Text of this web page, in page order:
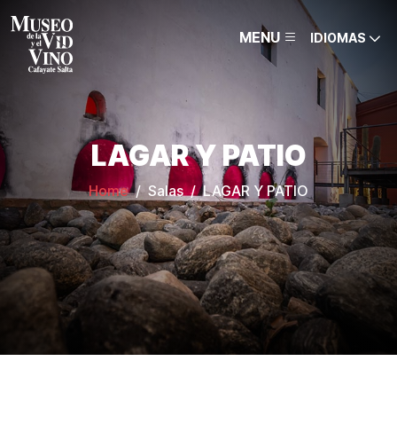
MENU IDIOMAS
LAGAR Y PATIO
Home Salas LAGAR Y PATIO